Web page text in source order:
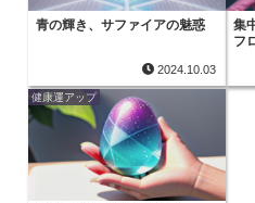
青の輝き、サファイアの魅惑
2024.10.03
集
フ
健康運アップ